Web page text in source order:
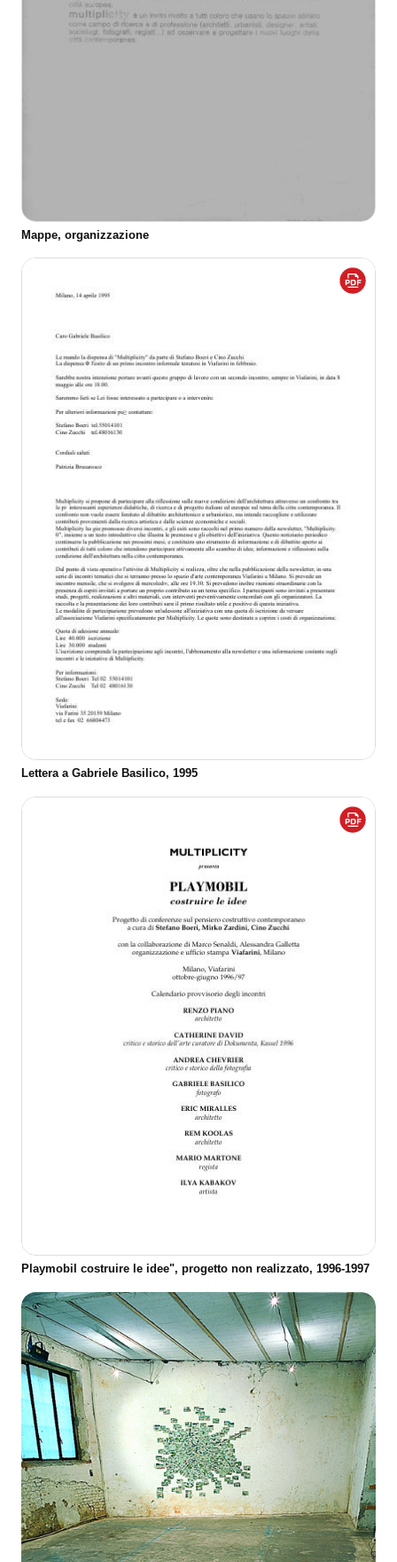
Mappe, organizzazione
Lettera a Gabriele Basilico, 1995
Playmobil costruire le idee", progetto non realizzato, 1996-1997